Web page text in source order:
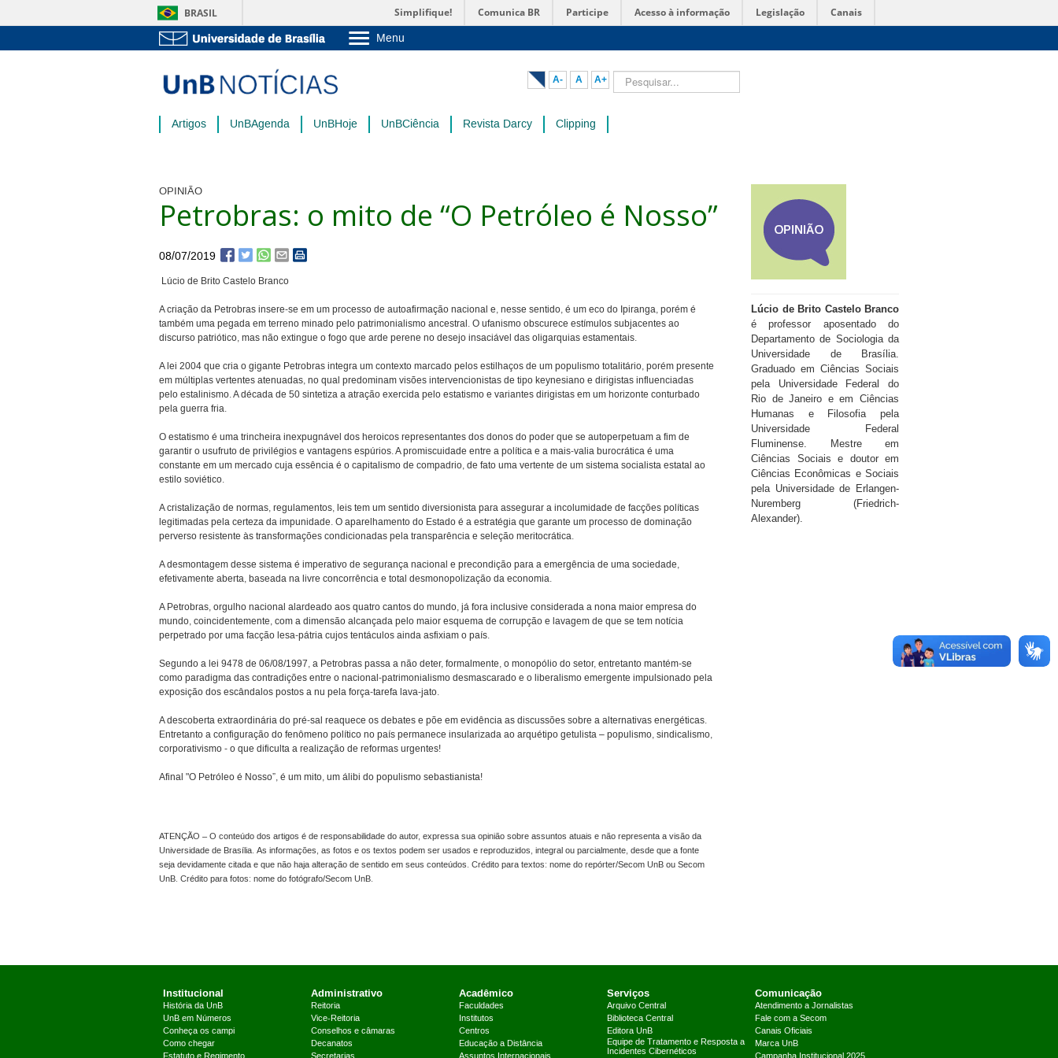
BRASIL Simplifique! Comunica BR Participe Acesso à informação Legislação Canais
Menu
Pós-Graduação
Administração
A- A A+ Pesquisar...
Artigos UnBAgenda UnBHoje UnBCiência Revista Darcy Clipping
OPINIÃO
Lúcio de Brito Castelo Branco
é professor aposentado do
Departamento de Sociologia da
Universidade de Brasília.
Graduado em Ciências Sociais
pela Universidade Federal do
Rio de Janeiro e em Ciências
Humanas e Filosofia pela
Universidade Federal
Fluminense. Mestre em
Ciências Sociais e doutor em
Ciências Econômicas e Sociais
pela Universidade de Erlangen-
Nuremberg (Friedrich-
Alexander).
Petrobras: o mito de “O Petróleo é Nosso”
08/07/2019
Lúcio de Brito Castelo Branco
A criação da Petrobras insere-se em um processo de autoafirmação nacional e, nesse sentido, é um eco do Ipiranga, porém é
também uma pegada em terreno minado pelo patrimonialismo ancestral. O ufanismo obscurece estímulos subjacentes ao
discurso patriótico, mas não extingue o fogo que arde perene no desejo insaciável das oligarquias estamentais.
A lei 2004 que cria o gigante Petrobras integra um contexto marcado pelos estilhaços de um populismo totalitário, porém presente
em múltiplas vertentes atenuadas, no qual predominam visões intervencionistas de tipo keynesiano e dirigistas influenciadas
pelo estalinismo. A década de 50 sintetiza a atração exercida pelo estatismo e variantes dirigistas em um horizonte conturbado
pela guerra fria.
O estatismo é uma trincheira inexpugnável dos heroicos representantes dos donos do poder que se autoperpetuam a fim de
garantir o usufruto de privilégios e vantagens espúrios. A promiscuidade entre a política e a mais-valia burocrática é uma
constante em um mercado cuja essência é o capitalismo de compadrio, de fato uma vertente de um sistema socialista estatal ao
estilo soviético.
A cristalização de normas, regulamentos, leis tem um sentido diversionista para assegurar a incolumidade de facções políticas
legitimadas pela certeza da impunidade. O aparelhamento do Estado é a estratégia que garante um processo de dominação
perverso resistente às transformações condicionadas pela transparência e seleção meritocrática.
A desmontagem desse sistema é imperativo de segurança nacional e precondição para a emergência de uma sociedade,
efetivamente aberta, baseada na livre concorrência e total desmonopolização da economia.
A Petrobras, orgulho nacional alardeado aos quatro cantos do mundo, já fora inclusive considerada a nona maior empresa do
mundo, coincidentemente, com a dimensão alcançada pelo maior esquema de corrupção e lavagem de que se tem notícia
perpetrado por uma facção lesa-pátria cujos tentáculos ainda asfixiam o país.
Segundo a lei 9478 de 06/08/1997, a Petrobras passa a não deter, formalmente, o monopólio do setor, entretanto mantém-se
como paradigma das contradições entre o nacional-patrimonialismo desmascarado e o liberalismo emergente impulsionado pela
exposição dos escândalos postos a nu pela força-tarefa lava-jato.
A descoberta extraordinária do pré-sal reaquece os debates e põe em evidência as discussões sobre a alternativas energéticas.
Entretanto a configuração do fenômeno político no país permanece insularizada ao arquétipo getulista – populismo, sindicalismo,
corporativismo - o que dificulta a realização de reformas urgentes!
Afinal "O Petróleo é Nosso”, é um mito, um álibi do populismo sebastianista!
ATENÇÃO – O conteúdo dos artigos é de responsabilidade do autor, expressa sua opinião sobre assuntos atuais e não representa a visão da
Universidade de Brasília. As informações, as fotos e os textos podem ser usados e reproduzidos, integral ou parcialmente, desde que a fonte
seja devidamente citada e que não haja alteração de sentido em seus conteúdos. Crédito para textos: nome do repórter/Secom UnB ou Secom
UnB. Crédito para fotos: nome do fotógrafo/Secom UnB.
Institucional
História da UnB
UnB em Números
Conheça os campi
Como chegar
Administrativo
Reitoria
Vice-Reitoria
Conselhos e câmaras
Decanatos
Acadêmico
Faculdades
Institutos
Centros
Educação a Distância
Serviços
Arquivo Central
Biblioteca Central
Editora UnB
Equipe de Tratamento e Resposta a
Incidentes Cibernéticos
Comunicação
Atendimento a Jornalistas
Fale com a Secom
Canais Oficiais
Marca UnB